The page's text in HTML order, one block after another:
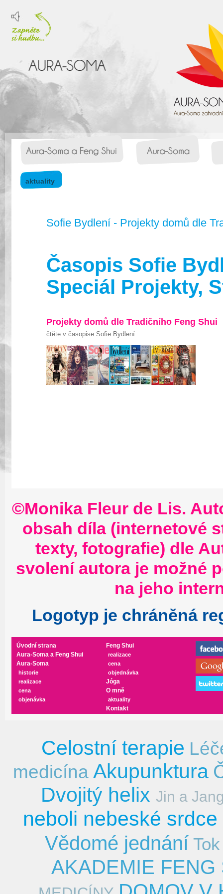
aktuality
Sofie Bydlení - Projekty domů dle
Časopis Sofie
Speciál Projekty,
Projekty domů dle Tradičního Feng Shui
čtěte v časopise Sofie Bydlení
©Monika Fleur de Lis.
obsah díla (internetové
texty, fotografie) dle
svolení autora je možné
na jeho
Logotyp je chráněná
Úvodní strana
Aura-Soma a Feng Shui
Aura-Soma
historie
realizace
cena
objenávka
Feng Shui
realizace
cena
objednávka
Jóga
O mně
aktuality
Kontakt
Celostní terapie
medicína Akupunktura
Dvojitý helix Jin a
neboli nebeské srdce
Vědomé jednání
AKADEMIE FENG